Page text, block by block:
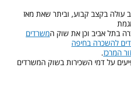
עולה בקצב קבוע, וביתר שאת מאז
בתל אביב וכן את שוק המשרדים
להשכרה בחיפה
המרכז.
על דמי השכירות בשוק המשרדים